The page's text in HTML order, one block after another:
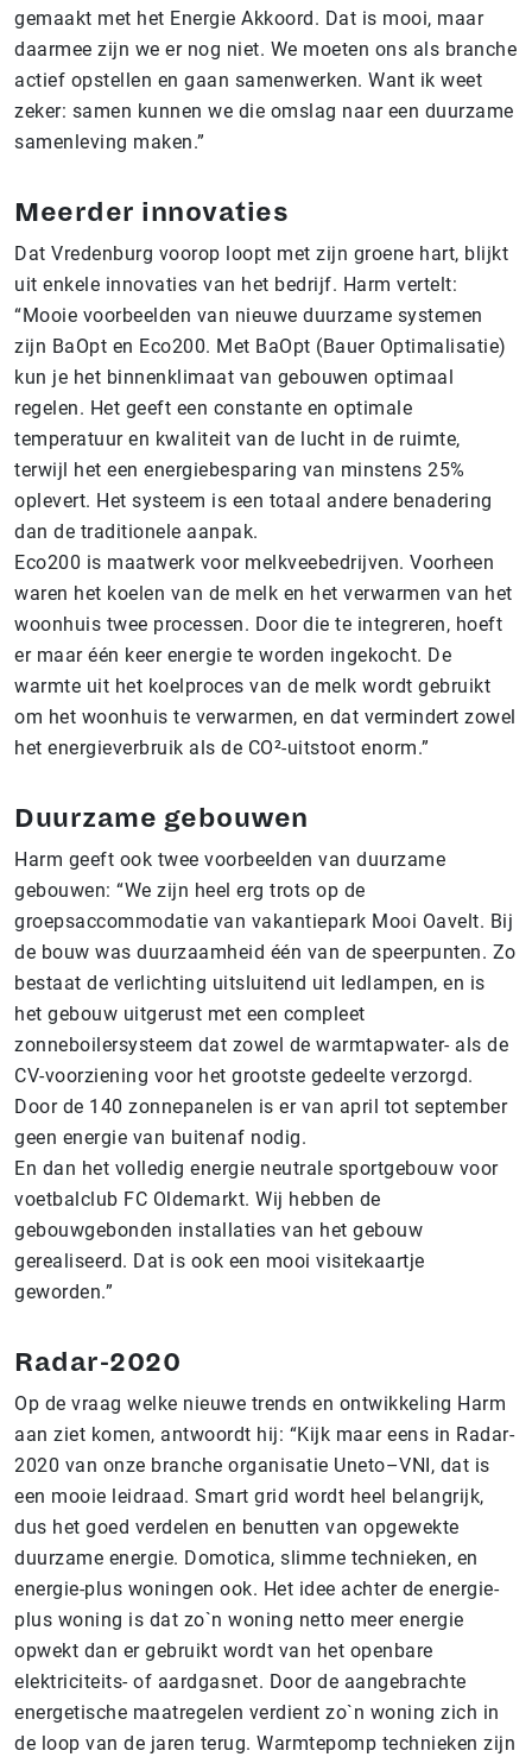
gemaakt met het Energie Akkoord. Dat is mooi, maar
daarmee zijn we er nog niet. We moeten ons als branche
actief opstellen en gaan samenwerken. Want ik weet
zeker: samen kunnen we die omslag naar een duurzame
samenleving maken.”
Meerder innovaties
Dat Vredenburg voorop loopt met zijn groene hart, blijkt
uit enkele innovaties van het bedrijf. Harm vertelt:
“Mooie voorbeelden van nieuwe duurzame systemen
zijn BaOpt en Eco200. Met BaOpt (Bauer Optimalisatie)
kun je het binnenklimaat van gebouwen optimaal
regelen. Het geeft een constante en optimale
temperatuur en kwaliteit van de lucht in de ruimte,
terwijl het een energiebesparing van minstens 25%
oplevert. Het systeem is een totaal andere benadering
dan de traditionele aanpak.
Eco200 is maatwerk voor melkveebedrijven. Voorheen
waren het koelen van de melk en het verwarmen van het
woonhuis twee processen. Door die te integreren, hoeft
er maar één keer energie te worden ingekocht. De
warmte uit het koelproces van de melk wordt gebruikt
om het woonhuis te verwarmen, en dat vermindert zowel
het energieverbruik als de CO²-uitstoot enorm.”
Duurzame gebouwen
Harm geeft ook twee voorbeelden van duurzame
gebouwen: “We zijn heel erg trots op de
groepsaccommodatie van vakantiepark Mooi Oavelt. Bij
de bouw was duurzaamheid één van de speerpunten. Zo
bestaat de verlichting uitsluitend uit ledlampen, en is
het gebouw uitgerust met een compleet
zonneboilersysteem dat zowel de warmtapwater- als de
CV-voorziening voor het grootste gedeelte verzorgd.
Door de 140 zonnepanelen is er van april tot september
geen energie van buitenaf nodig.
En dan het volledig energie neutrale sportgebouw voor
voetbalclub FC Oldemarkt. Wij hebben de
gebouwgebonden installaties van het gebouw
gerealiseerd. Dat is ook een mooi visitekaartje
geworden.”
Radar-2020
Op de vraag welke nieuwe trends en ontwikkeling Harm
aan ziet komen, antwoordt hij: “Kijk maar eens in Radar-
2020 van onze branche organisatie Uneto–VNI, dat is
een mooie leidraad. Smart grid wordt heel belangrijk,
dus het goed verdelen en benutten van opgewekte
duurzame energie. Domotica, slimme technieken, en
energie-plus woningen ook. Het idee achter de energie-
plus woning is dat zo`n woning netto meer energie
opwekt dan er gebruikt wordt van het openbare
elektriciteits- of aardgasnet. Door de aangebrachte
energetische maatregelen verdient zo`n woning zich in
de loop van de jaren terug. Warmtepomp technieken zijn